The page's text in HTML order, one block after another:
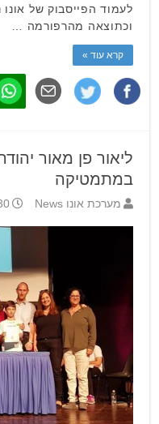
לעמוד הפייסבוק של
וכתוצאה מהרפורמה …
קרא עוד »
ליאור פן מאור
במתמטיקה
מערכת אונו News 30 אפריל